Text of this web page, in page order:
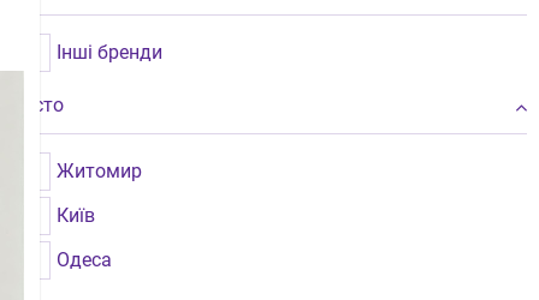
Інші бренди
Місто
Житомир
Київ
Одеса